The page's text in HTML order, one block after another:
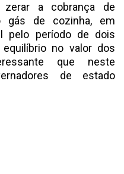
a cobrança de
gás de cozinha, em
pelo período de dois
no valor dos
que neste
de estado